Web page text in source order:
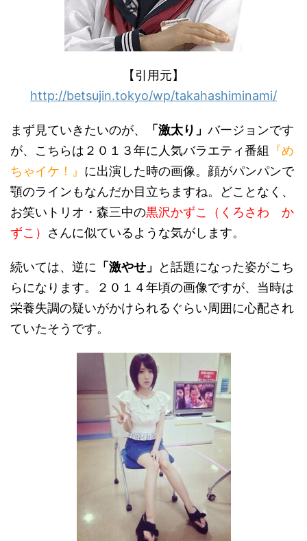
【引用元】
http://betsujin.tokyo/wp/takahashiminami/
まず見ていきたいのが、 「激太り」 バージョンです
が、こちらは２０１３年に人気バラエティ番組 『め
ちゃイケ！』 に出演した時の画像。顔がパンパンで
顎のラインもなんだか目立ちますね。どことなく、
お笑いトリオ・森三中の黒沢かずこ（くろさわ か
ずこ） さんに似ているような気がします。
続いては、逆に 「激やせ」
と話題になった姿がこち
らになります。２０１４年頃の画像ですが、当時は
栄養失調の疑いがかけられるぐらい周囲に心配され
ていたそうです。